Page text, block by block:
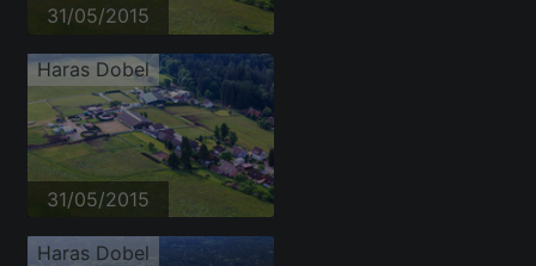
31/05/2015
Haras Dobel
31/05/2015
Haras Dobel